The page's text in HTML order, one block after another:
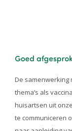
Goed
De samenwerking
thema’s als
huisartsen uit
te communiceren